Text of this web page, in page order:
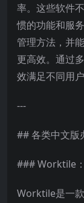
率。这些软件
惯的功能和服
管理方法，并
更高效。通过
效满足不同用
---
## 各类中文版
### Worktile
Worktile是一